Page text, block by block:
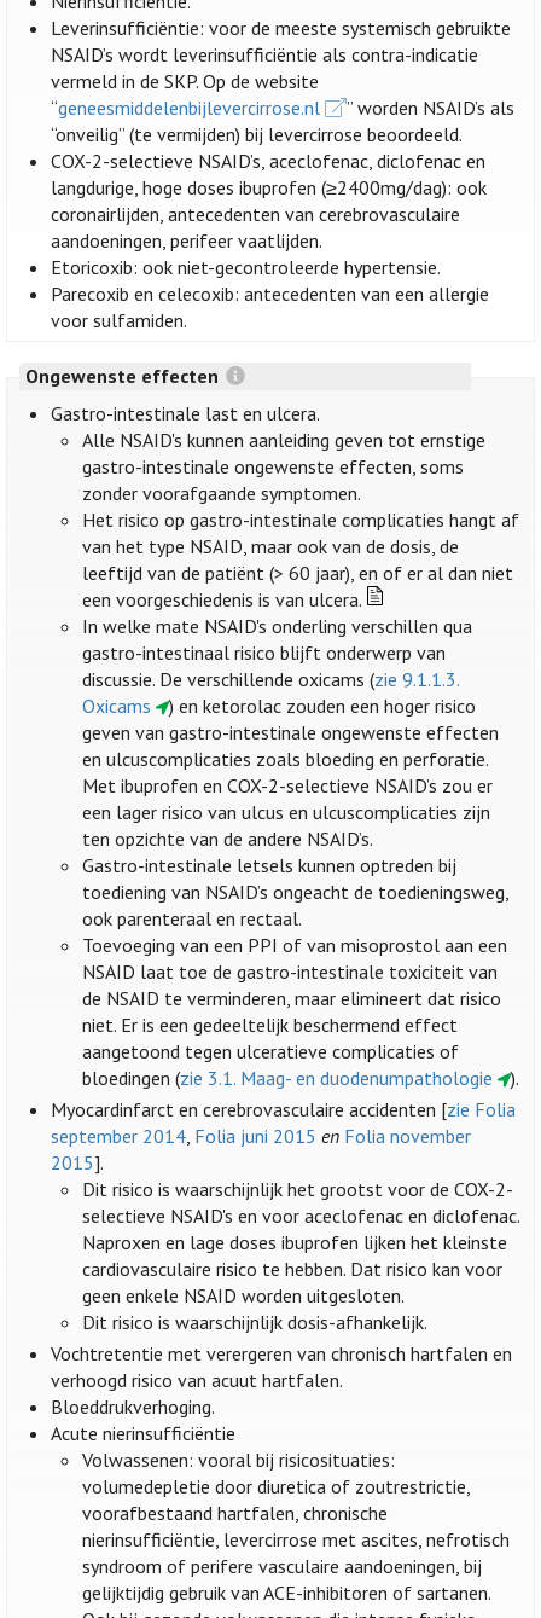
Leverinsufficiëntie: voor de meeste systemisch gebruikte
NSAID’s wordt leverinsufficiëntie als contra-indicatie
vermeld in de SKP. Op de website
“geneesmiddelenbijlevercirrose.nl
” worden NSAID’s als
“onveilig” (te vermijden) bij levercirrose beoordeeld.
COX-2-selectieve NSAID’s, aceclofenac, diclofenac en
langdurige, hoge doses ibuprofen (≥2400mg/dag): ook
coronairlijden, antecedenten van cerebrovasculaire
aandoeningen, perifeer vaatlijden.
Etoricoxib: ook niet-gecontroleerde hypertensie.
Parecoxib en celecoxib: antecedenten van een allergie
voor sulfamiden.
Ongewenste effecten
Gastro-intestinale last en ulcera.
Alle NSAID's kunnen aanleiding geven tot ernstige
gastro-intestinale ongewenste effecten, soms
zonder voorafgaande symptomen.
Het risico op gastro-intestinale complicaties hangt af
van het type NSAID, maar ook van de dosis, de
leeftijd van de patiënt (> 60 jaar), en of er al dan niet
een voorgeschiedenis is van ulcera.
In welke mate NSAID's onderling verschillen qua
gastro-intestinaal risico blijft onderwerp van
discussie. De verschillende oxicams (zie 9.1.1.3.
Oxicams
) en ketorolac zouden een hoger risico
geven van gastro-intestinale ongewenste effecten
en ulcuscomplicaties zoals bloeding en perforatie.
Met ibuprofen en COX-2-selectieve NSAID’s zou er
een lager risico van ulcus en ulcuscomplicaties zijn
ten opzichte van de andere NSAID’s.
Gastro-intestinale letsels kunnen optreden bij
toediening van NSAID’s ongeacht de toedieningsweg,
ook parenteraal en rectaal.
Toevoeging van een PPI of van misoprostol aan een
NSAID laat toe de gastro-intestinale toxiciteit van
de NSAID te verminderen, maar elimineert dat risico
niet. Er is een gedeeltelijk beschermend effect
aangetoond tegen ulceratieve complicaties of
bloedingen (zie 3.1. Maag- en duodenumpathologie
).
Myocardinfarct en cerebrovasculaire accidenten [zie Folia
september 2014, Folia juni 2015 en Folia november
2015].
Dit risico is waarschijnlijk het grootst voor de COX-2-
selectieve NSAID's en voor aceclofenac en diclofenac.
Naproxen en lage doses ibuprofen lijken het kleinste
cardiovasculaire risico te hebben. Dat risico kan voor
geen enkele NSAID worden uitgesloten.
Dit risico is waarschijnlijk dosis-afhankelijk.
Vochtretentie met verergeren van chronisch hartfalen en
verhoogd risico van acuut hartfalen.
Bloeddrukverhoging.
Acute nierinsufficiëntie
Volwassenen: vooral bij risicosituaties:
volumedepletie door diuretica of zoutrestrictie,
voorafbestaand hartfalen, chronische
nierinsufficiëntie, levercirrose met ascites, nefrotisch
syndroom of perifere vasculaire aandoeningen, bij
gelijktijdig gebruik van ACE-inhibitoren of sartanen.